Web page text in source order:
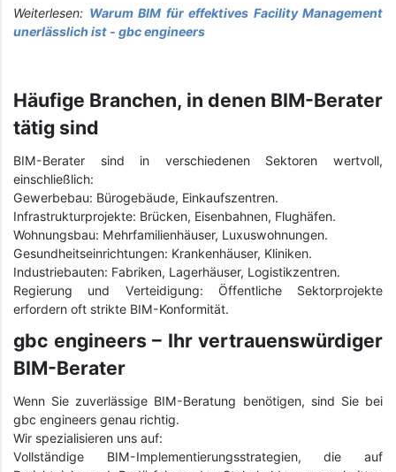
Weiterlesen: Warum BIM für effektives Facility Management
unerlässlich ist - gbc engineers
Häufige Branchen, in denen BIM-Berater
tätig sind
BIM-Berater sind in verschiedenen Sektoren wertvoll,
einschließlich:
Gewerbebau: Bürogebäude, Einkaufszentren.
Infrastrukturprojekte: Brücken, Eisenbahnen, Flughäfen.
Wohnungsbau: Mehrfamilienhäuser, Luxuswohnungen.
Gesundheitseinrichtungen: Krankenhäuser, Kliniken.
Industriebauten: Fabriken, Lagerhäuser, Logistikzentren.
Regierung und Verteidigung: Öffentliche Sektorprojekte
erfordern oft strikte BIM-Konformität.
gbc engineers – Ihr vertrauenswürdiger
BIM-Berater
Wenn Sie zuverlässige BIM-Beratung benötigen, sind Sie bei
gbc engineers genau richtig.
Wir spezialisieren uns auf:
Vollständige BIM-Implementierungsstrategien, die auf